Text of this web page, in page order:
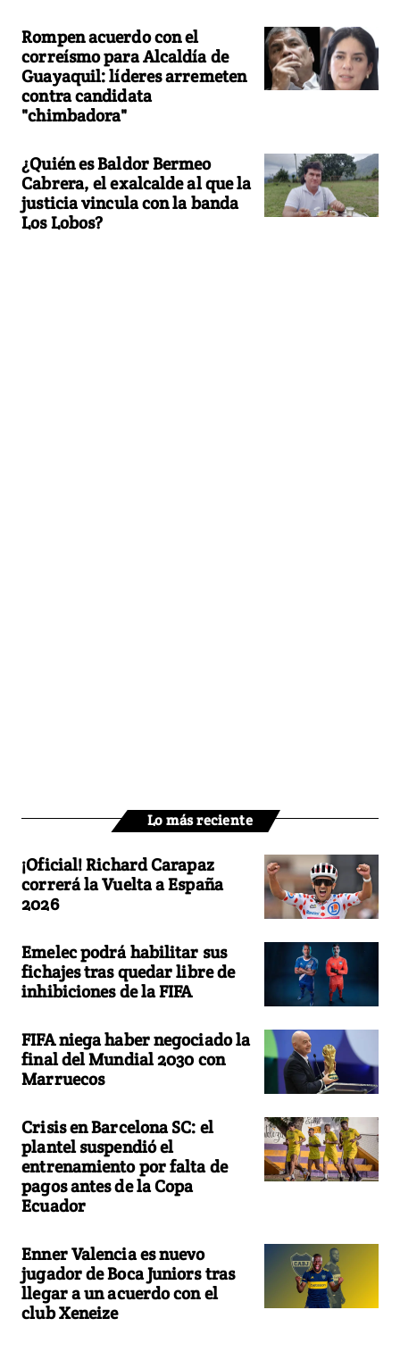
Rompen acuerdo con el
correísmo para Alcaldía de
Guayaquil: líderes arremeten
contra candidata
"chimbadora"
¿Quién es Baldor Bermeo
Cabrera, el exalcalde al que la
justicia vincula con la banda
Los Lobos?
Lo más reciente
¡Oficial! Richard Carapaz
correrá la Vuelta a España
2026
Emelec podrá habilitar sus
fichajes tras quedar libre de
inhibiciones de la FIFA
FIFA niega haber negociado la
final del Mundial 2030 con
Marruecos
Crisis en Barcelona SC: el
plantel suspendió el
entrenamiento por falta de
pagos antes de la Copa
Ecuador
Enner Valencia es nuevo
jugador de Boca Juniors tras
llegar a un acuerdo con el
club Xeneize